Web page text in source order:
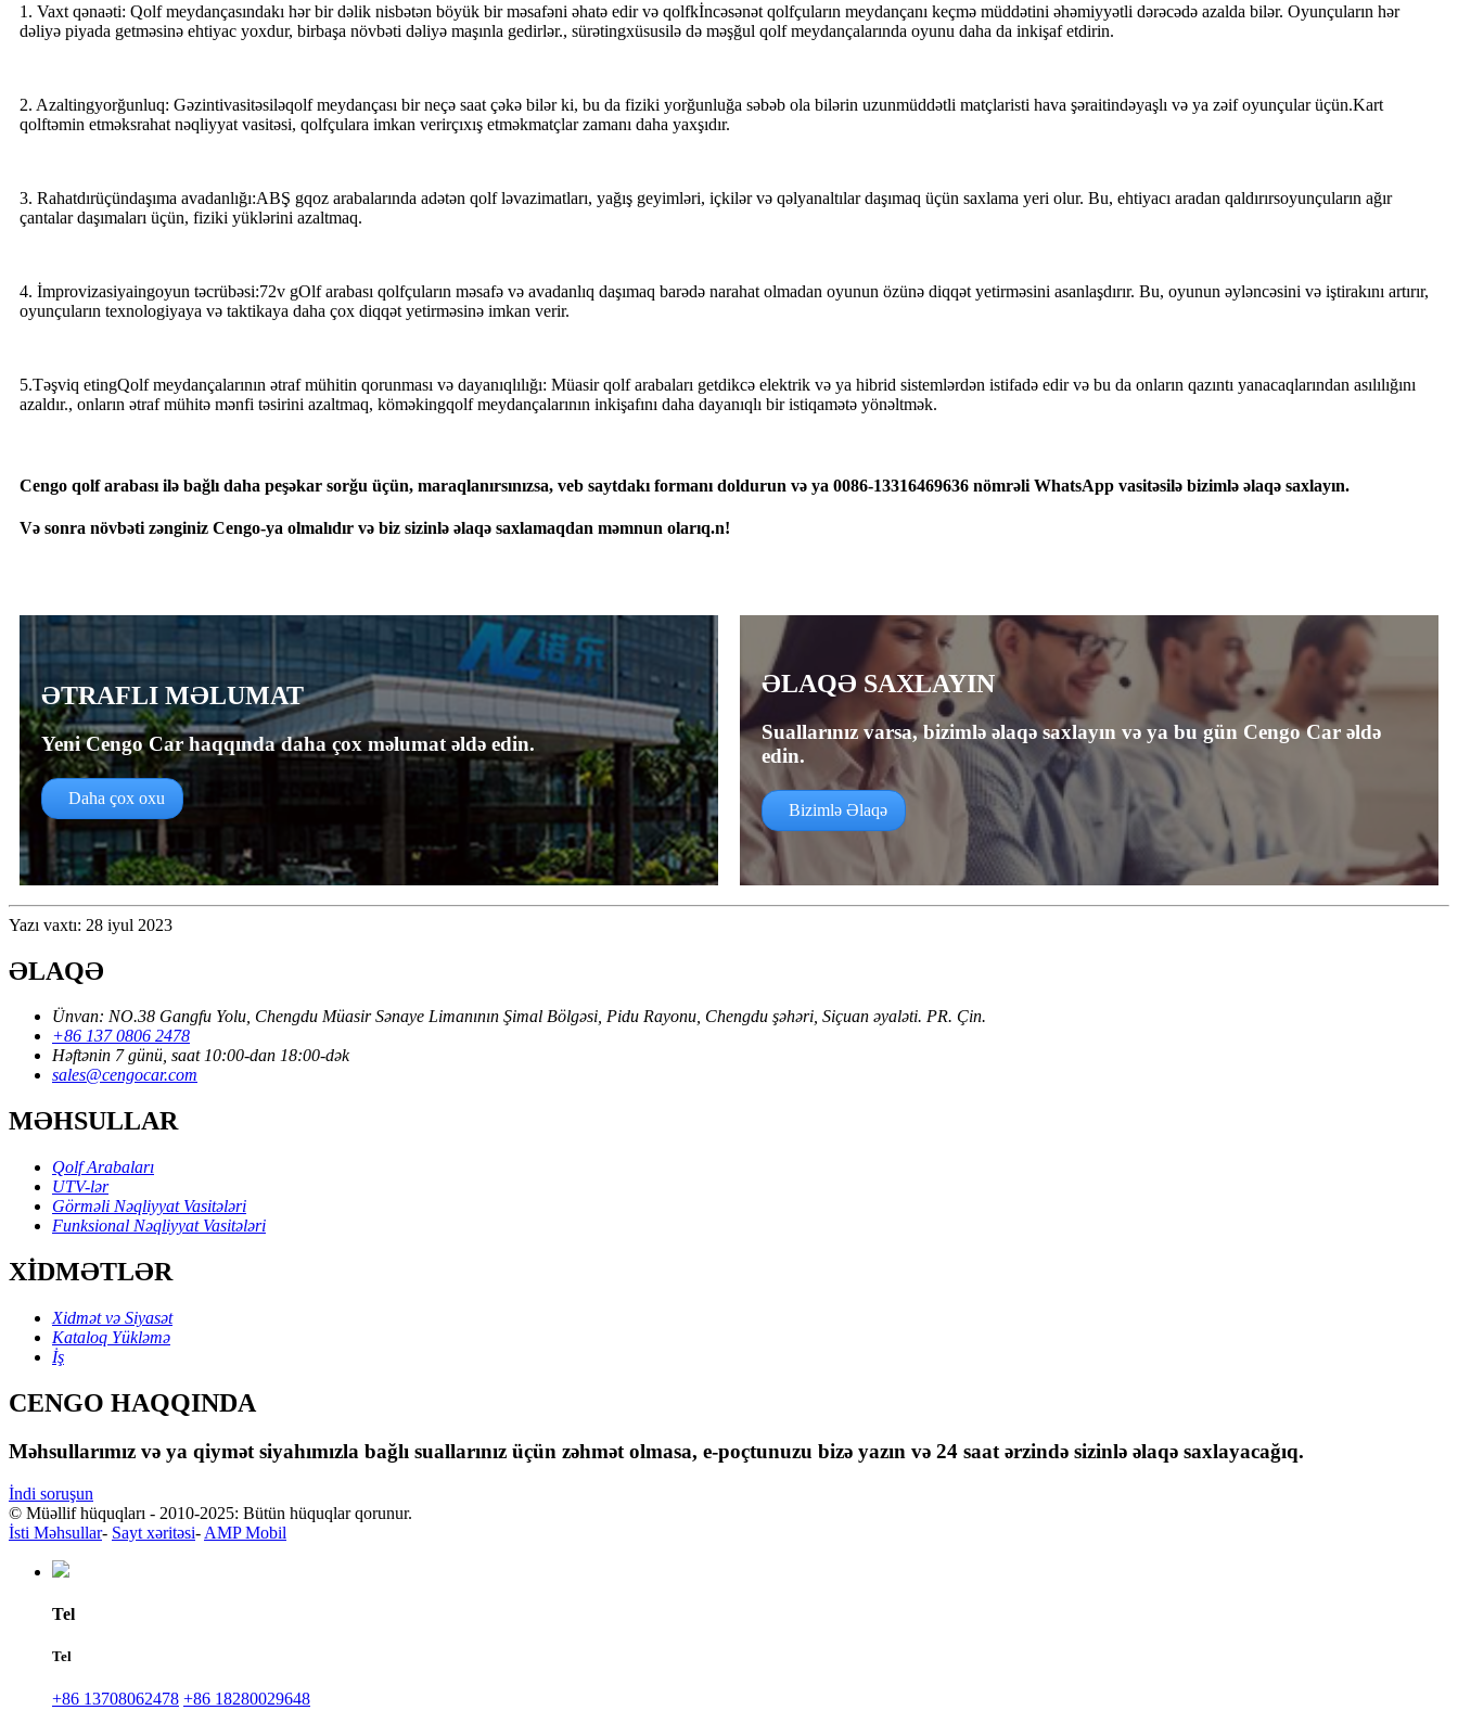
1. Vaxt qənaəti: Qolf meydançasındakı hər bir dəlik nisbətən böyük bir məsafəni əhatə edir və qolfkİncəsənət qolfçuların meydançanı keçmə müddətini əhəmiyyətli dərəcədə azalda bilər. Oyunçuların hər
dəliyə piyada getməsinə ehtiyac yoxdur, birbaşa növbəti dəliyə maşınla gedirlər., sürətingxüsusilə də məşğul qolf meydançalarında oyunu daha da inkişaf etdirin.
2. Azaltingyorğunluq: Gəzintivasitəsiləqolf meydançası bir neçə saat çəkə bilər ki, bu da fiziki yorğunluğa səbəb ola bilərin uzunmüddətli matçlaristi hava şəraitindəyaşlı və ya zəif oyunçular üçün.Kart
qolftəmin etməksrahat nəqliyyat vasitəsi, qolfçulara imkan verirçıxış etməkmatçlar zamanı daha yaxşıdır.
3. Rahatdırüçündaşıma avadanlığı:ABŞ gqoz arabalarında adətən qolf ləvazimatları, yağış geyimləri, içkilər və qəlyanaltılar daşımaq üçün saxlama yeri olur. Bu, ehtiyacı aradan qaldırırsoyunçuların ağır
çantalar daşımaları üçün, fiziki yüklərini azaltmaq.
4. İmprovizasiyaingoyun təcrübəsi:72v gOlf arabası qolfçuların məsafə və avadanlıq daşımaq barədə narahat olmadan oyunun özünə diqqət yetirməsini asanlaşdırır. Bu, oyunun əyləncəsini və iştirakını artırır,
oyunçuların texnologiyaya və taktikaya daha çox diqqət yetirməsinə imkan verir.
5.Təşviq etingQolf meydançalarının ətraf mühitin qorunması və dayanıqlılığı: Müasir qolf arabaları getdikcə elektrik və ya hibrid sistemlərdən istifadə edir və bu da onların qazıntı yanacaqlarından asılılığını
azaldır., onların ətraf mühitə mənfi təsirini azaltmaq, köməkingqolf meydançalarının inkişafını daha dayanıqlı bir istiqamətə yönəltmək.
Cengo qolf arabası ilə bağlı daha peşəkar sorğu üçün, maraqlanırsınızsa, veb saytdakı formanı doldurun və ya 0086-13316469636 nömrəli WhatsApp vasitəsilə bizimlə əlaqə saxlayın.
Və sonra növbəti zənginiz Cengo-ya olmalıdır və biz sizinlə əlaqə saxlamaqdan məmnun olarıq.n!
ƏTRAFLI MƏLUMAT
Yeni Cengo Car haqqında daha çox məlumat əldə edin.
Daha çox oxu
ƏLAQƏ SAXLAYIN
Suallarınız varsa, bizimlə əlaqə saxlayın və ya bu gün Cengo Car əldə
edin.
Bizimlə Əlaqə
Yazı vaxtı: 28 iyul 2023
ƏLAQƏ
Ünvan: NO.38 Gangfu Yolu, Chengdu Müasir Sənaye Limanının Şimal Bölgəsi, Pidu Rayonu, Chengdu şəhəri, Siçuan əyaləti. PR. Çin.
+86 137 0806 2478
Həftənin 7 günü, saat 10:00-dan 18:00-dək
sales@cengocar.com
MƏHSULLAR
Qolf Arabaları
UTV-lər
Görməli Nəqliyyat Vasitələri
Funksional Nəqliyyat Vasitələri
XİDMƏTLƏR
Xidmət və Siyasət
Kataloq Yükləmə
İş
CENGO HAQQINDA
Məhsullarımız və ya qiymət siyahımızla bağlı suallarınız üçün zəhmət olmasa, e-poçtunuzu bizə yazın və 24 saat ərzində sizinlə əlaqə saxlayacağıq.
İndi soruşun
© Müəllif hüquqları - 2010-2025: Bütün hüquqlar qorunur.
İsti Məhsullar- Sayt xəritəsi- AMP Mobil
Tel
Tel
+86 13708062478 +86 18280029648